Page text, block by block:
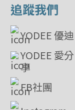
追蹤我們
YODEE 優迪
YODEE 愛分
享
FB社團